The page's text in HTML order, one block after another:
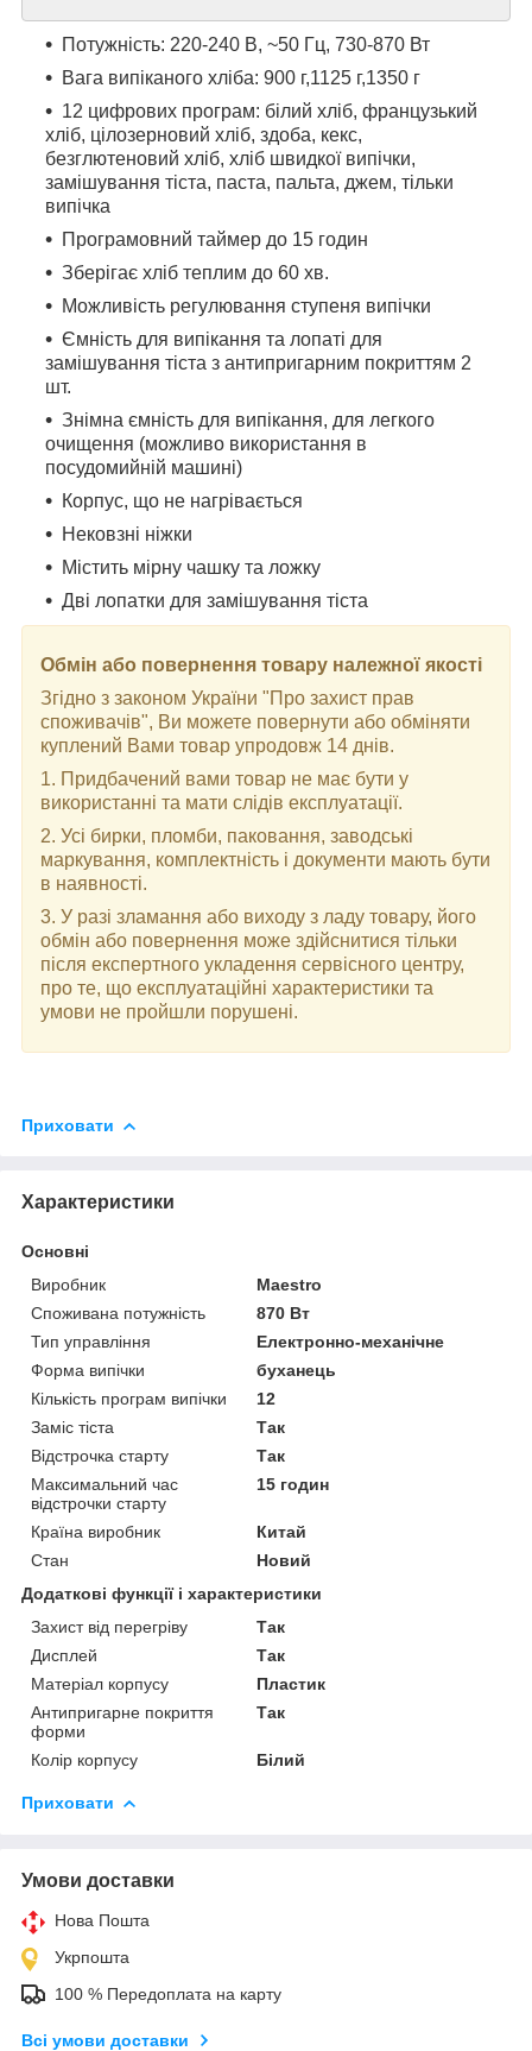
Потужність: 220-240 В, ~50 Гц, 730-870 Вт
Вага випіканого хліба: 900 г,1125 г,1350 г
12 цифрових програм: білий хліб, французький
хліб, цілозерновий хліб, здоба, кекс,
безглютеновий хліб, хліб швидкої випічки,
замішування тіста, паста, пальта, джем, тільки
випічка
Програмовний таймер до 15 годин
Зберігає хліб теплим до 60 хв.
Можливість регулювання ступеня випічки
Ємність для випікання та лопаті для
замішування тіста з антипригарним покриттям 2
шт.
Знімна ємність для випікання, для легкого
очищення (можливо використання в
посудомийній машині)
Корпус, що не нагрівається
Нековзні ніжки
Містить мірну чашку та ложку
Дві лопатки для замішування тіста
Обмін або повернення товару належної якості
Згідно з законом України "Про захист прав
споживачів", Ви можете повернути або обміняти
куплений Вами товар упродовж 14 днів.
1. Придбачений вами товар не має бути у
використанні та мати слідів експлуатації.
2. Усі бирки, пломби, паковання, заводські
маркування, комплектність і документи мають бути
в наявності.
3. У разі зламання або виходу з ладу товару, його
обмін або повернення може здійснитися тільки
після експертного укладення сервісного центру,
про те, що експлуатаційні характеристики та
умови не пройшли порушені.
Приховати
Характеристики
Основні
Виробник
Maestro
Споживана потужність
870 Вт
Тип управління
Електронно-механічне
Форма випічки
буханець
Кількість програм випічки
12
Заміс тіста
Так
Відстрочка старту
Так
Максимальний час
відстрочки старту
15 годин
Країна виробник
Китай
Стан
Новий
Додаткові функції і характеристики
Захист від перегріву
Так
Дисплей
Так
Матеріал корпусу
Пластик
Антипригарне покриття
форми
Так
Колір корпусу Білий
Приховати
Умови доставки
Нова Пошта
Укрпошта
100 % Передоплата на карту
Всі умови доставки